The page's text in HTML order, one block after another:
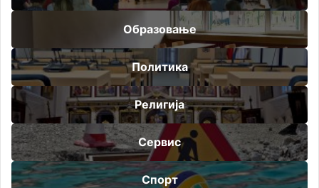
Образовање
Политика
Религија
Сервис
Спорт